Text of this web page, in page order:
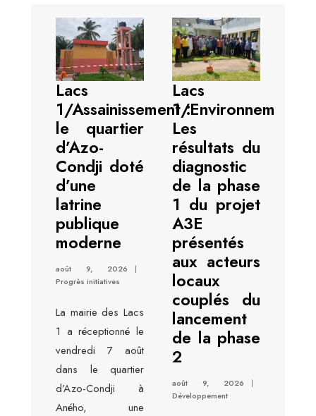
Lacs
1/Assainissement :
le quartier
d’Azo-
Condji doté
d’une
latrine
publique
moderne
août 9, 2026
|
Progrès initiatives
La mairie des Lacs
1 a réceptionné le
vendredi 7 août
dans le quartier
d’Azo-Condji à
Aného, une
Lacs
1/Environnement :
Les
résultats du
diagnostic
de la phase
1 du projet
A3E
présentés
aux acteurs
locaux
couplés du
lancement
de la phase
2
août 9, 2026
|
Développement